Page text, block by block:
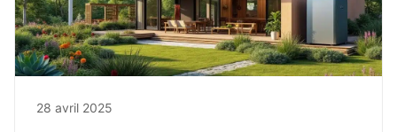
28 avril 2025